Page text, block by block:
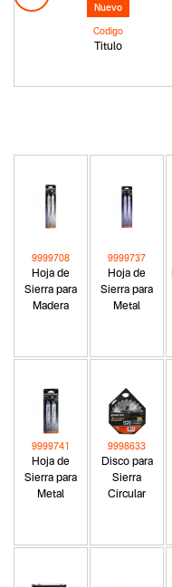
Nuevo
Titulo
Codigo
Hoja de
Sierra para
Madera
9999708
Hoja de
Sierra para
Metal
9999737
Hoja de
Sierra para
Metal
9999741
Disco para
Sierra
Circular
9998633